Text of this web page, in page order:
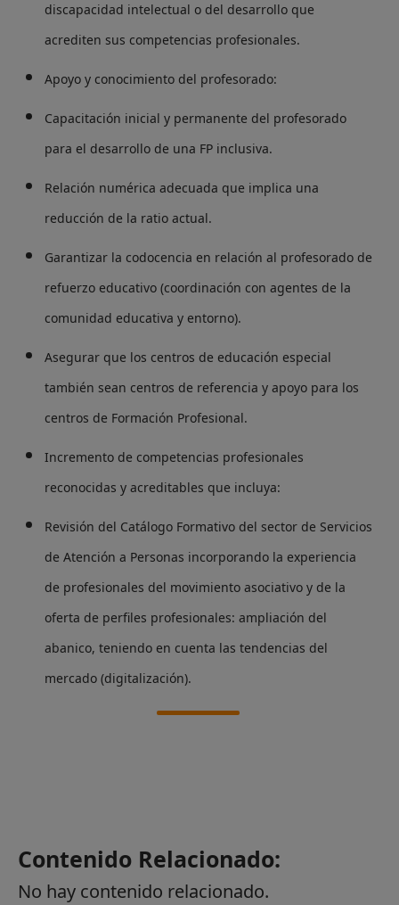
discapacidad intelectual o del desarrollo que
acrediten sus competencias profesionales.
Apoyo y conocimiento del profesorado:
Capacitación inicial y permanente del profesorado
para el desarrollo de una FP inclusiva.
Relación numérica adecuada que implica una
reducción de la ratio actual.
Garantizar la codocencia en relación al profesorado de
refuerzo educativo (coordinación con agentes de la
comunidad educativa y entorno).
Asegurar que los centros de educación especial
también sean centros de referencia y apoyo para los
centros de Formación Profesional.
Incremento de competencias profesionales
reconocidas y acreditables que incluya:
Revisión del Catálogo Formativo del sector de Servicios
de Atención a Personas incorporando la experiencia
de profesionales del movimiento asociativo y de la
oferta de perfiles profesionales: ampliación del
abanico, teniendo en cuenta las tendencias del
mercado (digitalización).
Contenido Relacionado:
No hay contenido relacionado.